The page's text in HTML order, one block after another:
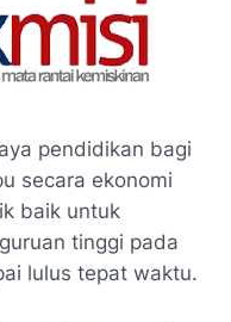
pendidikan bagi
secara ekonomi
baik untuk
tinggi pada
lulus tepat waktu.